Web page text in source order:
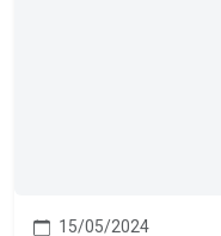
15/05/2024